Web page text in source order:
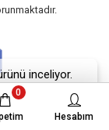
inceliyor.
0
Hesabım